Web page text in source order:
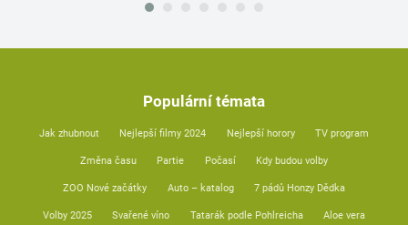
Populární témata
Jak zhubnout Nejlepší filmy 2024 Nejlepší horory TV program
Změna času Partie Počasí Kdy budou volby
ZOO Nové začátky Auto – katalog 7 pádů Honzy Dědka
Volby 2025 Svařené víno Tatarák podle Pohlreicha Aloe vera